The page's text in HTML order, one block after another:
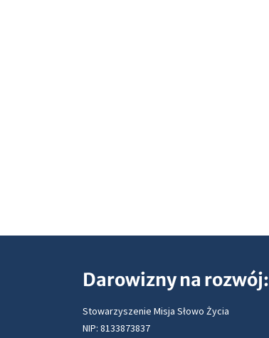
Darowizny na rozwój:
Stowarzyszenie Misja Słowo Życia
NIP: 8133873837